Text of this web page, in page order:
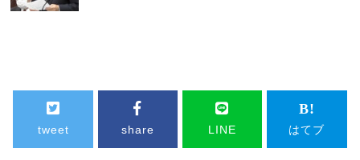
tweet share LINE はてブ